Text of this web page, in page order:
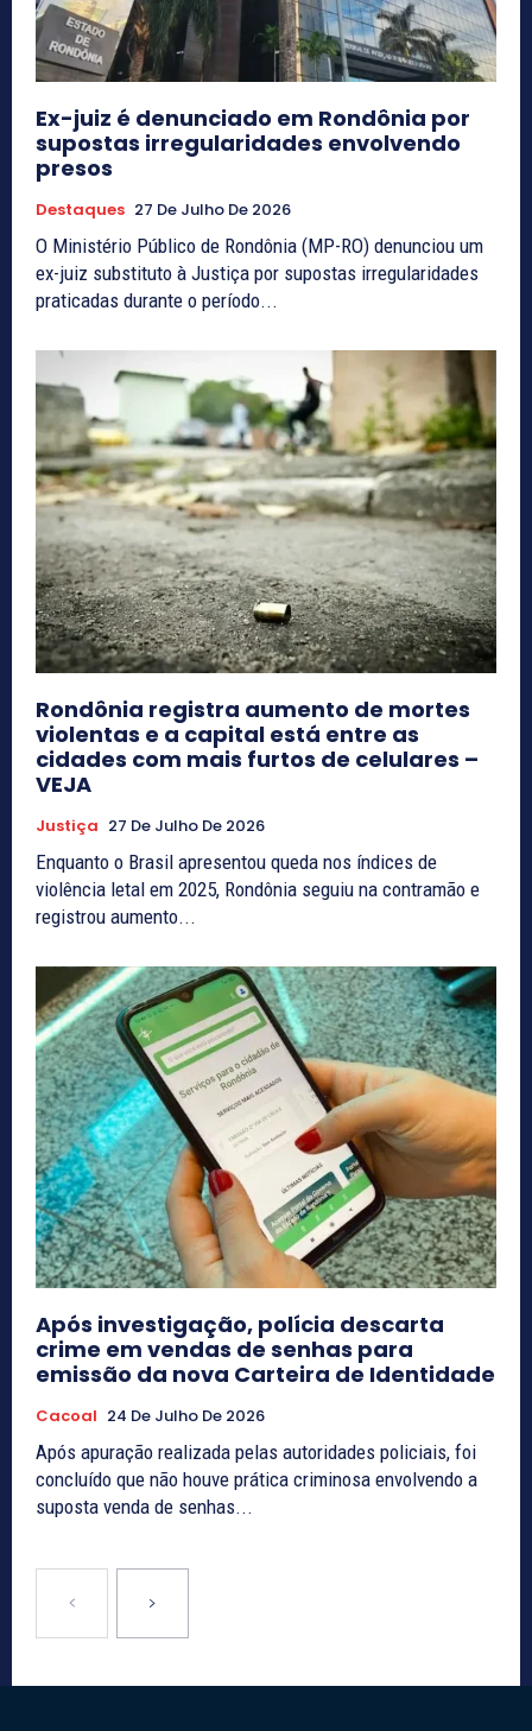
Ex-juiz é denunciado em Rondônia por
supostas irregularidades envolvendo
presos
Destaques 27 De Julho De 2026
O Ministério Público de Rondônia (MP-RO) denunciou um
ex-juiz substituto à Justiça por supostas irregularidades
praticadas durante o período...
Rondônia registra aumento de mortes
violentas e a capital está entre as
cidades com mais furtos de celulares –
VEJA
Justiça 27 De Julho De 2026
Enquanto o Brasil apresentou queda nos índices de
violência letal em 2025, Rondônia seguiu na contramão e
registrou aumento...
Após investigação, polícia descarta
crime em vendas de senhas para
emissão da nova Carteira de Identidade
Cacoal 24 De Julho De 2026
Após apuração realizada pelas autoridades policiais, foi
concluído que não houve prática criminosa envolvendo a
suposta venda de senhas...